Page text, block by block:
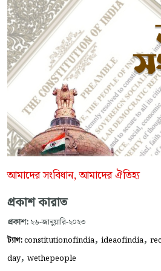
আমাদের সংবিধান, আমাদের ঐতিহ্য
প্রকাশ কারাত
প্রকাশ: ২৬-জানুয়ারি-২০২৩
ট্যাগ:constitutionofindia, ideaofindia,
day, wethepeople